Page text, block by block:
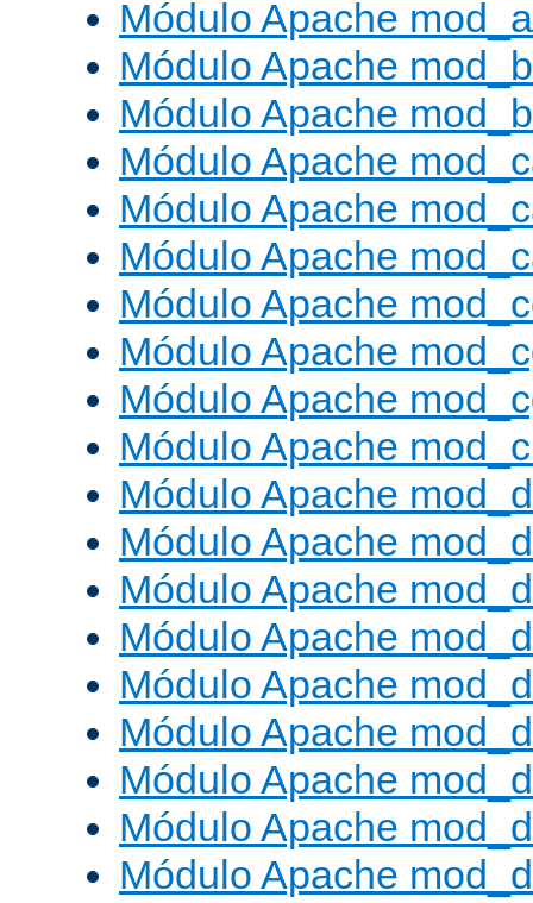
Módulo Apache
Módulo Apache
Módulo Apache
Módulo Apache
Módulo Apache
Módulo Apache
Módulo Apache
Módulo Apache
Módulo Apache
Módulo Apache
Módulo Apache
Módulo Apache
Módulo Apache
Módulo Apache
Módulo Apache
Módulo Apache
Módulo Apache
Módulo Apache
Módulo Apache